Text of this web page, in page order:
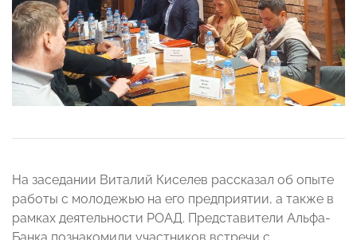
На заседании Виталий Киселев рассказал об опыте
работы с молодежью на его предприятии, а также в
рамках деятельности РОАД. Представители Альфа-